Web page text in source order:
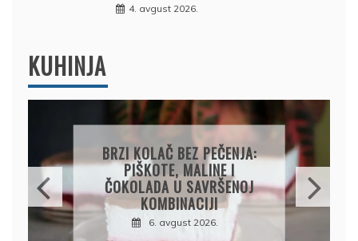
4. avgust 2026.
KUHINJA
BRZI KOLAČ BEZ PEČENJA:
PIŠKOTE, MALINE I
ČOKOLADA U SAVRŠENOJ
KOMBINACIJI
6. avgust 2026.